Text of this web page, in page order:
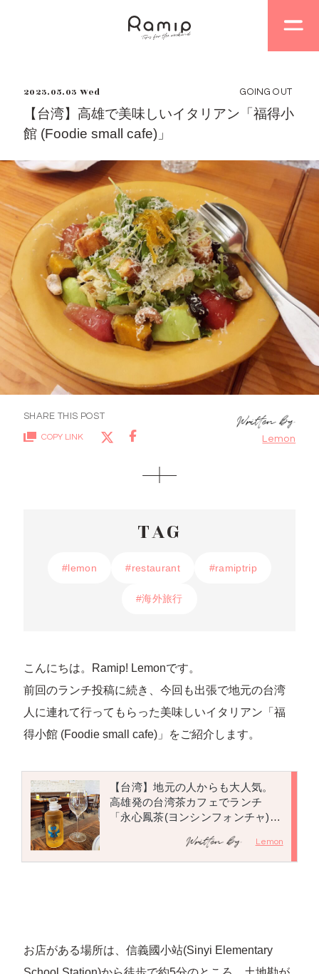
【台湾】高雄で美味しいイタリアン「福得小
館 (Foodie small cafe)」
2023.05.03 Wed GOING OUT
SHARE THIS POST
COPY LINK Lemon
TAG
#lemon
#lemon #restaurant
#restaurant #ramiptrip
#ramiptrip
#海外旅行
#海外旅行
こんにちは。Ramip! Lemonです。
前回のランチ投稿に続き、今回も出張で地元の台湾
人に連れて行ってもらった美味しいイタリアン「福
得小館 (Foodie small cafe)」をご紹介します。
お店がある場所は、信義國小站(Sinyi Elementary